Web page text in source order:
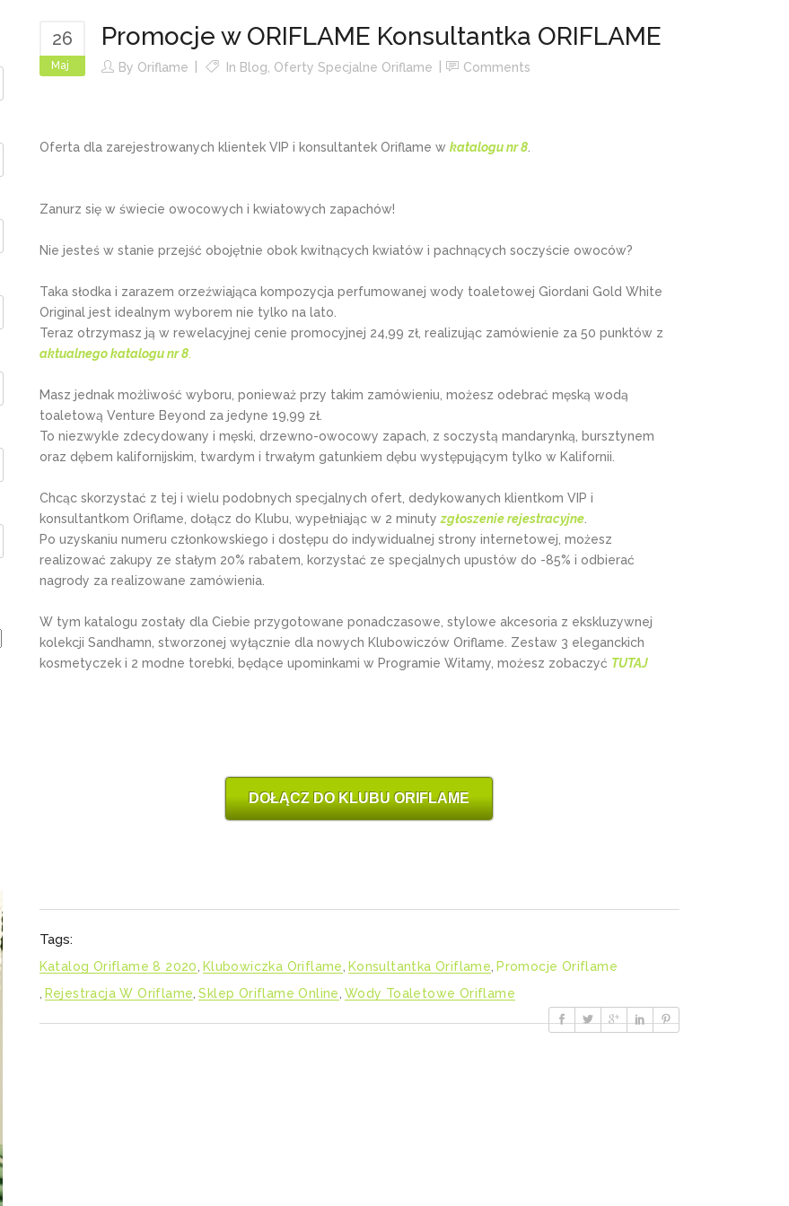
26
Maj
Promocje w ORIFLAME Konsultantka ORIFLAME
By Oriflame In Blog, Oferty Specjalne Oriflame Comments
Oferta dla zarejestrowanych klientek VIP i konsultantek Oriflame w katalogu nr 8.
Zanurz się w świecie owocowych i kwiatowych zapachów!
Nie jesteś w stanie przejść obojętnie obok kwitnących kwiatów i pachnących soczyście owoców?
Taka słodka i zarazem orzeźwiająca kompozycja perfumowanej wody toaletowej Giordani Gold White
Original jest idealnym wyborem nie tylko na lato.
Teraz otrzymasz ją w rewelacyjnej cenie promocyjnej 24,99 zł, realizując zamówienie za 50 punktów z
aktualnego katalogu nr 8.
Masz jednak możliwość wyboru, ponieważ przy takim zamówieniu, możesz odebrać męską wodą
toaletową Venture Beyond za jedyne 19,99 zł.
To niezwykle zdecydowany i męski, drzewno-owocowy zapach, z soczystą mandarynką, bursztynem
oraz dębem kalifornijskim, twardym i trwałym gatunkiem dębu występującym tylko w Kalifornii.
Chcąc skorzystać z tej i wielu podobnych specjalnych ofert, dedykowanych klientkom VIP i
konsultantkom Oriflame, dołącz do Klubu, wypełniając w 2 minutyzgłoszenie rejestracyjne.
Po uzyskaniu numeru członkowskiego i dostępu do indywidualnej strony internetowej, możesz
realizować zakupy ze stałym 20% rabatem, korzystać ze specjalnych upustów do -85% i odbierać
nagrody za realizowane zamówienia.
W tym katalogu zostały dla Ciebie przygotowane ponadczasowe, stylowe akcesoria z ekskluzywnej
kolekcji Sandhamn, stworzonej wyłącznie dla nowych Klubowiczów Oriflame. Zestaw 3 eleganckich
kosmetyczek i 2 modne torebki, będące upominkami w Programie Witamy, możesz zobaczyć TUTAJ
DOŁĄCZ DO KLUBU ORIFLAME
Tags:
Katalog Oriflame 8 2020, Klubowiczka Oriflame, Konsultantka Oriflame, Promocje Oriflame
, Rejestracja W Oriflame, Sklep Oriflame Online, Wody Toaletowe Oriflame